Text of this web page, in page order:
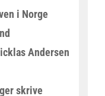
i Norge
Andersen
skrive